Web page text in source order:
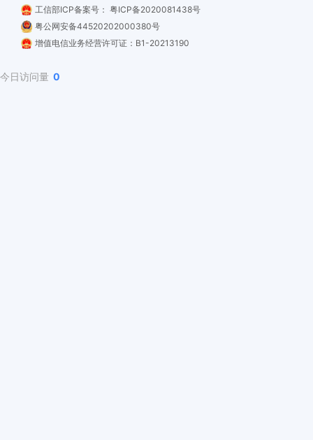
工信部ICP备案号： 粤ICP备2020081438号
粤公网安备44520202000380号
增值电信业务经营许可证：B1-20213190
今日访问量 0